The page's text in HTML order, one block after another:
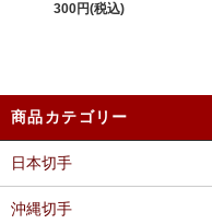
300円(税込)
商品カテゴリー
日本切手
沖縄切手